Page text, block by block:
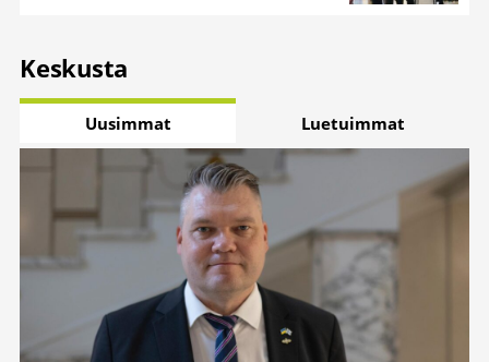
Keskusta
Uusimmat Luetuimmat